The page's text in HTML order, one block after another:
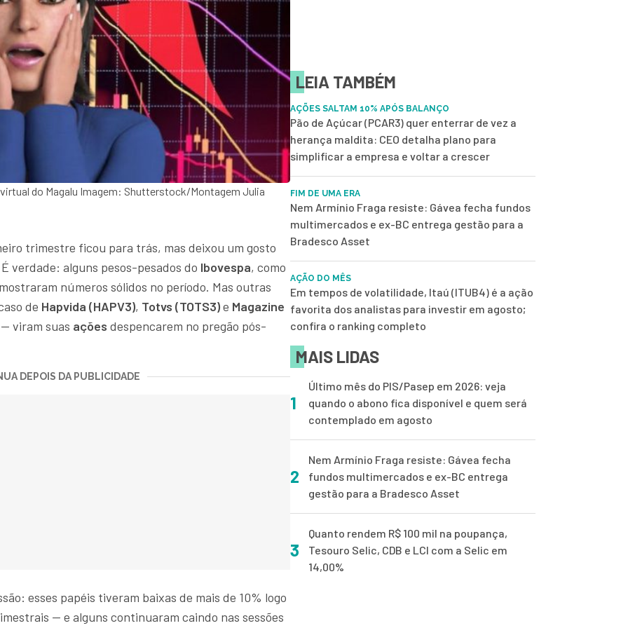
do Magalu Imagem: Shutterstock/Montagem Julia
trimestre ficou para trás, mas deixou um gosto
verdade: alguns pesos-pesados do Ibovespa, como
números sólidos no período. Mas outras
de Hapvida (HAPV3), Totvs (TOTS3)e Magazine
viram suas ações despencarem no pregão pós-
DEPOIS DA PUBLICIDADE
esses papéis tiveram baixas de mais de 10% logo
— e alguns continuaram caindo nas sessões
LEIA TAMBÉM
AÇÕES SALTAM 10% APÓS BALANÇO
Pão de Açúcar (PCAR3) quer enterrar de vez a
herança maldita: CEO detalha plano para
simplificar a empresa e voltar a crescer
FIM DE UMA ERA
Nem Armínio Fraga resiste: Gávea fecha fundos
multimercados e ex-BC entrega gestão para a
Bradesco Asset
AÇÃO DO MÊS
Em tempos de volatilidade, Itaú (ITUB4) é a ação
favorita dos analistas para investir em agosto;
confira o ranking completo
MAIS LIDAS
1
Último mês do PIS/Pasep em 2026: veja
quando o abono fica disponível e quem será
contemplado em agosto
2
Nem Armínio Fraga resiste: Gávea fecha
fundos multimercados e ex-BC entrega
gestão para a Bradesco Asset
3
Quanto rendem R$ 100 mil na poupança,
Tesouro Selic, CDB e LCI com a Selic em
14,00%